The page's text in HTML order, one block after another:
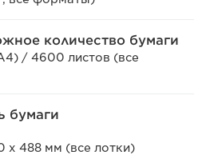
количество бумаги
/ 4600 листов (все
бумаги
x 488 мм (все лотки)